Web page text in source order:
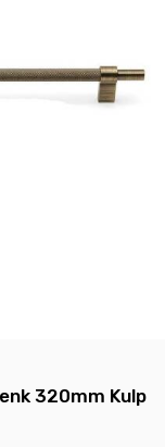
320mm Kulp